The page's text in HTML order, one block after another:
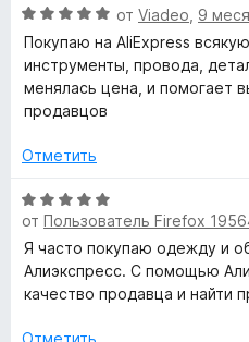
н
а
О
ц
е
н
е
о
а
5
и
з
5
от Viadeo 9
Покупаю на AliExpress
инструменты, провода,
менялась цена, и помогает
продавцов
Отметить
О
ц
е
н
е
о
от Пользователь Firefox
Я часто покупаю одежду и
Алиэкспресс. С помощью
качество продавца и найти
Отметить